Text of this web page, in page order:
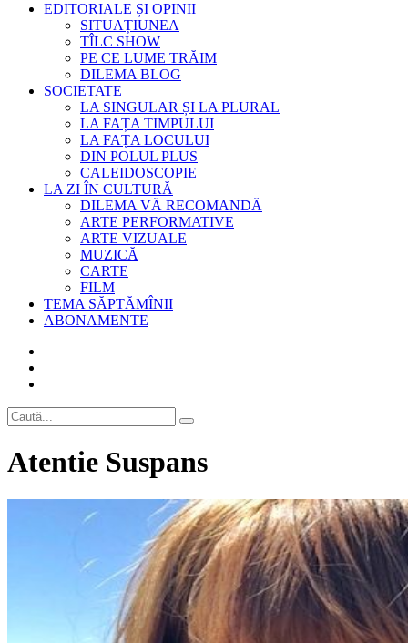
EDITORIALE ȘI OPINII
SITUAȚIUNEA
TÎLC SHOW
PE CE LUME TRĂIM
DILEMA BLOG
SOCIETATE
LA SINGULAR ȘI LA PLURAL
LA FAȚA TIMPULUI
LA FAȚA LOCULUI
DIN POLUL PLUS
CALEIDOSCOPIE
LA ZI ÎN CULTURĂ
DILEMA VĂ RECOMANDĂ
ARTE PERFORMATIVE
ARTE VIZUALE
MUZICĂ
CARTE
FILM
TEMA SĂPTĂMÎNII
ABONAMENTE
Atentie Suspans